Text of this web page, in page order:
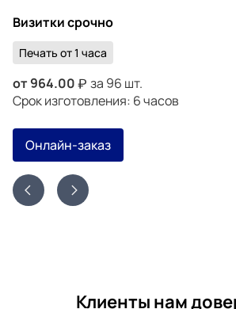
Визитки срочно
Печать от 1 часа
от964.00
за 96 шт.
Срок изготовления: 6 часов
Онлайн-заказ
Клиенты нам